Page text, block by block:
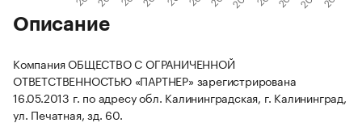
Описание
Компания ОБЩЕСТВО С ОГРАНИЧЕННОЙ
ОТВЕТСТВЕННОСТЬЮ «ПАРТНЕР» зарегистрирована
16.05.2013 г. по адресу обл. Калининградская, г. Калининград,
ул. Печатная, зд. 60.